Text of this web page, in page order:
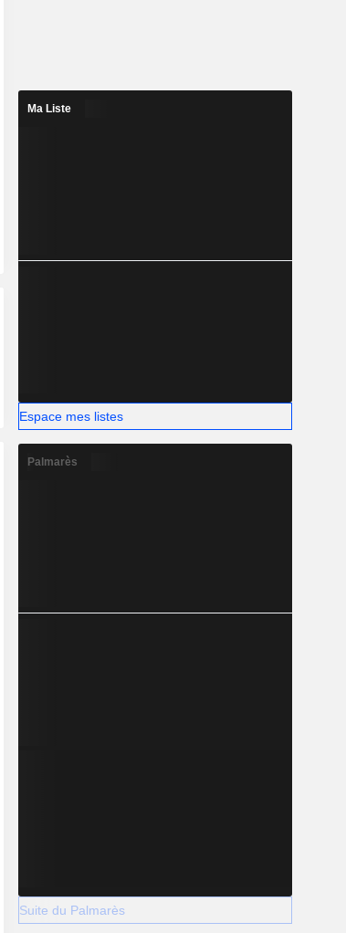
Ma Liste
Espace mes listes
Palmarès
Suite du Palmarès